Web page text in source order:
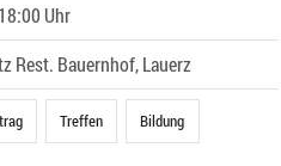
Uhr
Rest. Bauernhof, Lauerz
Treffen Bildung